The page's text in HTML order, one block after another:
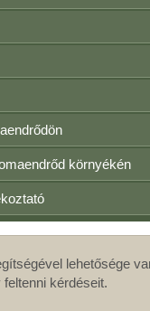
környékén
lehetősége
kérdéseit.